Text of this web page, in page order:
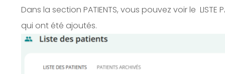
Dans la section PATIENTS, vous pouvez voir le LISTE
qui ont été ajoutés.